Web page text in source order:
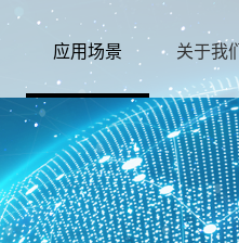
应用场景 关于我们